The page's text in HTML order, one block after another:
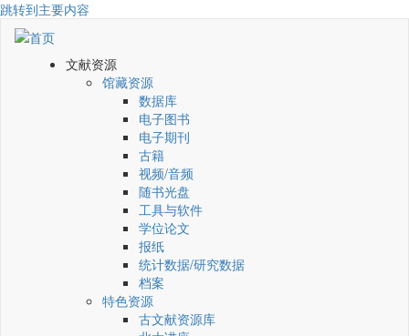
跳转到主要内容
文献资源
馆藏资源
数据库
电子图书
电子期刊
古籍
视频/音频
随书光盘
工具与软件
学位论文
报纸
统计数据/研究数据
档案
特色资源
古文献资源库